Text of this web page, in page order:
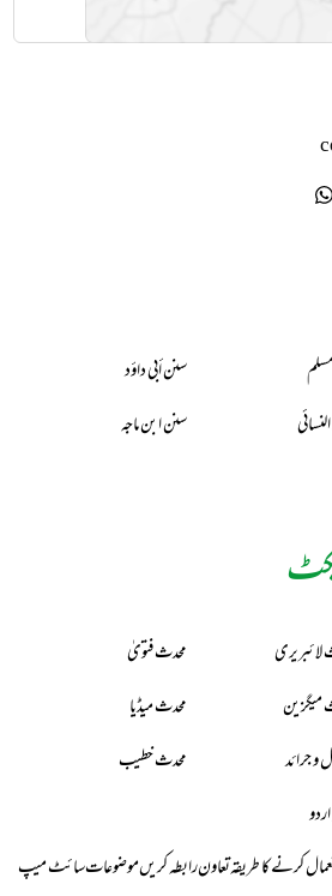
سنن أبي داؤد
سنن ابن ماجه
محدث فتویٰ
میگزین
محدث میڈیا
و جرائد
محدث خطیب
کرنے کا طریقہتعاونرابطہ کریںموضوعاتسائٹ میپ